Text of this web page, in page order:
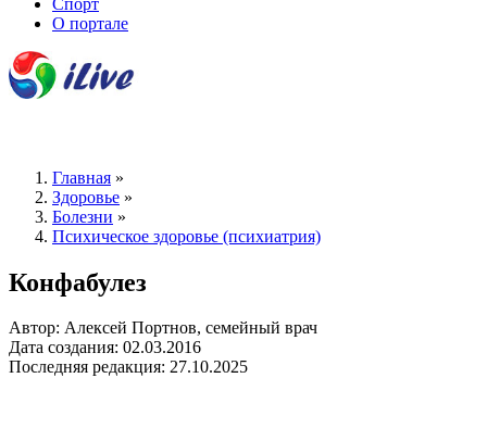
Спорт
О портале
Главная »
Здоровье »
Болезни »
Психическое здоровье (психиатрия)
Конфабулез
Автор: Алексей Портнов, семейный врач
Дата создания: 02.03.2016
Последняя редакция: 27.10.2025